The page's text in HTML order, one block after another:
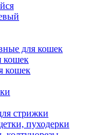
для кошек
кошек
кошек
стрижки
пуходерки